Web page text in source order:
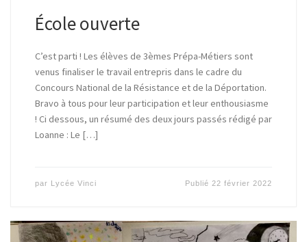
École ouverte
C’est parti ! Les élèves de 3èmes Prépa-Métiers sont
venus finaliser le travail entrepris dans le cadre du
Concours National de la Résistance et de la Déportation.
Bravo à tous pour leur participation et leur enthousiasme
! Ci dessous, un résumé des deux jours passés rédigé par
Loanne : Le […]
par Lycée Vinci Publié 22 février 2022